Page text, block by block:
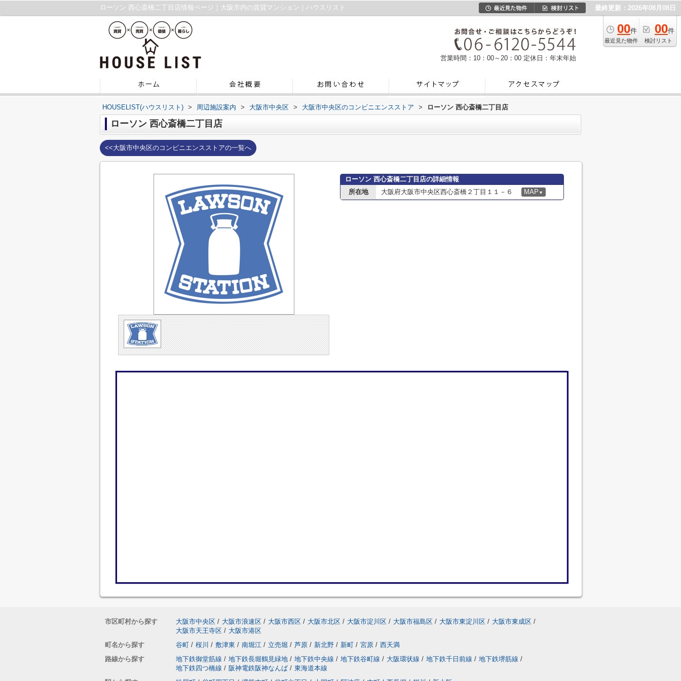
ローソン 西心斎橋二丁目店情報ページ｜大阪市内の賃貸マンション｜ハウスリスト 最終更新：2026年08月08日
00件
最近見た物件
00件
検討リスト
営業時間：10：00～20：00 定休日：年末年始
HOUSELIST(ハウスリスト) > 周辺施設案内 > 大阪市中央区 > 大阪市中央区のコンビニエンスストア > ローソン 西心斎橋二丁目店
ローソン 西心斎橋二丁目店
<<大阪市中央区のコンビニエンスストアの一覧へ
ローソン 西心斎橋二丁目店の詳細情報
所在地
大阪府大阪市中央区西心斎橋２丁目１１－６ MAP ▼
市区町村から探す 大阪市中央区 / 大阪市浪速区 / 大阪市西区 / 大阪市北区 / 大阪市淀川区 / 大阪市福島区 / 大阪市東淀川区 / 大阪市東成区 /
大阪市天王寺区 / 大阪市港区
町名から探す
谷町 / 桜川 / 敷津東 / 南堀江 / 立売堀 / 芦原 / 新北野 / 新町 / 宮原 / 西天満
路線から探す
地下鉄御堂筋線 / 地下鉄長堀鶴見緑地 / 地下鉄中央線 / 地下鉄谷町線 / 大阪環状線 / 地下鉄千日前線 / 地下鉄堺筋線 /
地下鉄四つ橋線 / 阪神電鉄阪神なんば / 東海道本線